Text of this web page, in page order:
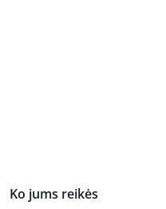
Ko jums reikės